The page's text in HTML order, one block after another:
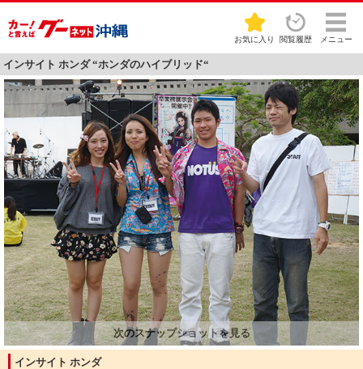
お気に入り 閲覧履歴 メニュー
インサイト ホンダ “ホンダのハイブリッド“
インサイト ホンダ